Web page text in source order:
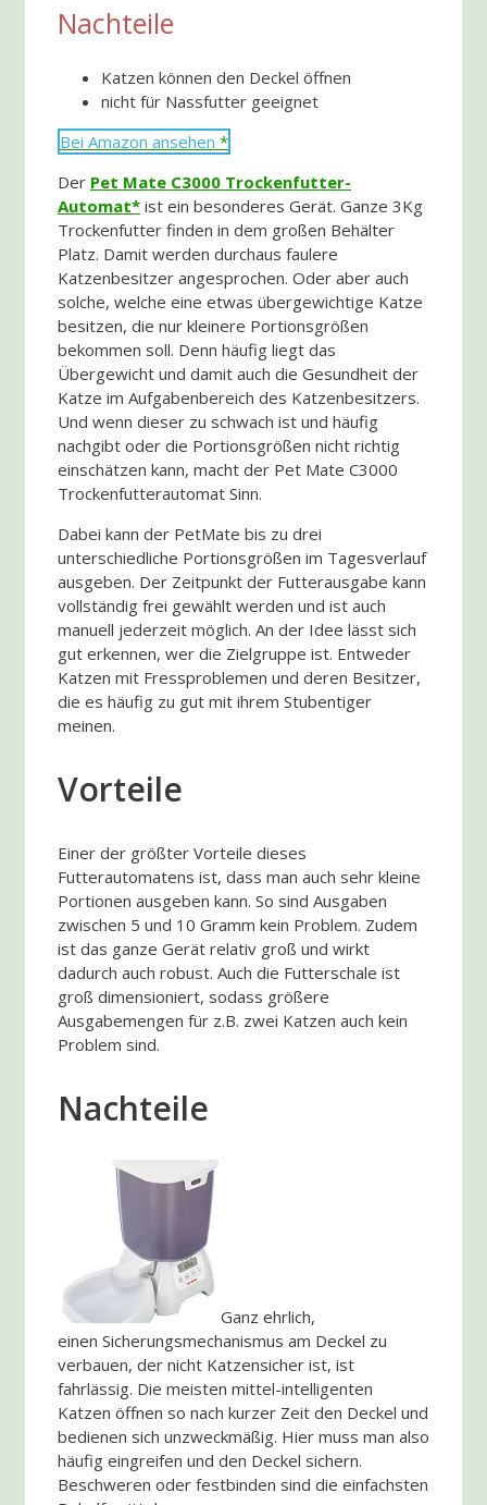
Nachteile
Katzen können den Deckel öffnen
nicht für Nassfutter geeignet
Bei Amazon ansehen
Der Pet Mate C3000 Trockenfutter-
Automat
ist ein besonderes Gerät. Ganze 3Kg
Trockenfutter finden in dem großen Behälter
Platz. Damit werden durchaus faulere
Katzenbesitzer angesprochen. Oder aber auch
solche, welche eine etwas übergewichtige Katze
besitzen, die nur kleinere Portionsgrößen
bekommen soll. Denn häufig liegt das
Übergewicht und damit auch die Gesundheit der
Katze im Aufgabenbereich des Katzenbesitzers.
Und wenn dieser zu schwach ist und häufig
nachgibt oder die Portionsgrößen nicht richtig
einschätzen kann, macht der Pet Mate C3000
Trockenfutterautomat Sinn.
Dabei kann der PetMate bis zu drei
unterschiedliche Portionsgrößen im Tagesverlauf
ausgeben. Der Zeitpunkt der Futterausgabe kann
vollständig frei gewählt werden und ist auch
manuell jederzeit möglich. An der Idee lässt sich
gut erkennen, wer die Zielgruppe ist. Entweder
Katzen mit Fressproblemen und deren Besitzer,
die es häufig zu gut mit ihrem Stubentiger
meinen.
Vorteile
Einer der größter Vorteile dieses
Futterautomatens ist, dass man auch sehr kleine
Portionen ausgeben kann. So sind Ausgaben
zwischen 5 und 10 Gramm kein Problem. Zudem
ist das ganze Gerät relativ groß und wirkt
dadurch auch robust. Auch die Futterschale ist
groß dimensioniert, sodass größere
Ausgabemengen für z.B. zwei Katzen auch kein
Problem sind.
Nachteile
Ganz ehrlich,
einen Sicherungsmechanismus am Deckel zu
verbauen, der nicht Katzensicher ist, ist
fahrlässig. Die meisten mittel-intelligenten
Katzen öffnen so nach kurzer Zeit den Deckel und
bedienen sich unzweckmäßig. Hier muss man also
häufig eingreifen und den Deckel sichern.
Beschweren oder festbinden sind die einfachsten